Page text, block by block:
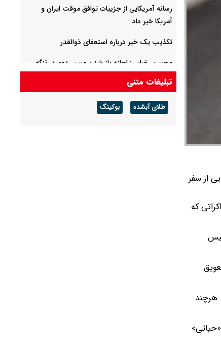
از سفر
که
هرچند
رسانه آمریکایی از جزییات توافق موقت ایران و
آمریکا خبر داد
تکذیب یک خبر درباره استعفای ذوالقدر
محسن رضایی: اجازه باز شدن مسیر دوم در تنگه
هرمز را نخواهیم داد
تصاویری جدید از حسن روحانی و ظریف در یک
جلسه/ جهانگیری با ماسک آمد/ گپ و گفت علی
تبلیغات متنی
طلای آبشده بوکینگ